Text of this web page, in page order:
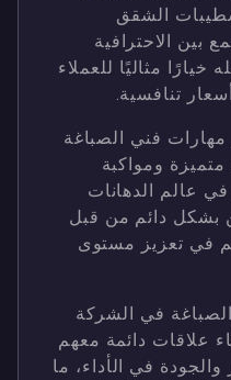
الشقق
بين الاحترافية
خيارًا مثاليًا للعملاء
تنافسية.
فني الصباغة
ومواكبة
في عالم الدهانات
بشكل دائم من قبل
في تعزيز مستوى
في الشركة
علاقات دائمة معهم
في الأداء، ما